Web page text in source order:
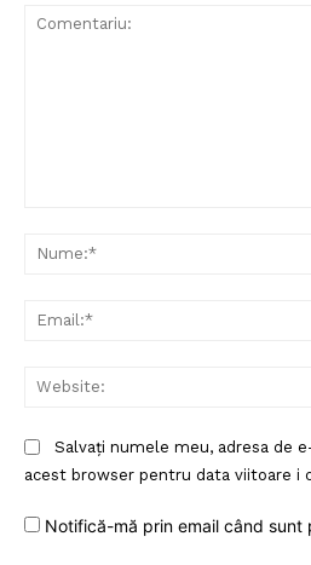
PRESShub
Proiecte editoriale
Contact
Salvați numele meu, adresa de
acest browser pentru data viitoare i
Notifică-mă prin email când sunt